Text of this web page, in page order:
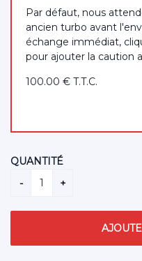
Par défaut, nous
ancien turbo avant
échange immédiat,
pour ajouter la caution
100.00 € T.T.C.
QUANTITÉ